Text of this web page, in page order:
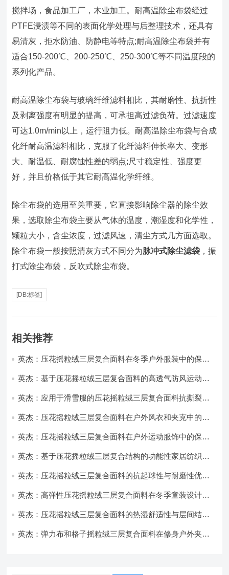
搅拌场，食品加工厂，木业加工。耐高温除尘布袋经过
PTFE浸渍等不同的表面化学处理与后整理技术，还具有
易清灰，拒水防油、防静电等特点;耐高温除尘布袋并有
适合150-200℃、200-250℃、250-300℃等不同温度段的
系列化产品。
耐高温除尘布袋与玻璃纤维滤料相比，其耐磨性、抗折性
及剥离强度有明显的提高，可承担高过滤负荷。过滤速度
可达1.0m/min以上，运行阻力低。耐高温除尘布袋与合成
化纤耐高温滤料相比，克服了化纤滤料伸长率大、变形
大、耐温低、耐腐蚀性差的弱点;尺寸稳定性、强度更
好，并且价格低于其它耐高温化学纤维。
除尘布袋的选用至关重要，它直接影响除尘器的除尘效
果，选取除尘布袋主要从气体的温度，潮湿度和化学性，
颗粒大小，含尘浓度，过滤风速，清尘方式几方面选取。
除尘布袋一般按照清灰方式不同分为脉冲式除尘滤袋 ，振
打式除尘布袋，反吹式除尘布袋。
[DB:标签]
相关推荐
英杰：压花摇粒绒三层复合面料在冬季户外服装中的保暖
英杰：基于压花摇粒绒三层复合面料的高透气防风运动服
英杰：应用于滑雪服的压花摇粒绒三层复合面料抗撕裂与
英杰：压花摇粒绒三层复合面料在户外风衣和夹克中的应
英杰：压花摇粒绒三层复合面料在户外运动服饰中的保暖
英杰：基于压花摇粒绒三层复合结构的功能性家居纺织品
英杰：压花摇粒绒三层复合面料的抗起球性与耐磨性优化
英杰：高弹性压花摇粒绒三层复合面料在冬季童装设计中
英杰：压花摇粒绒三层复合面料的热湿舒适性与层间结合
英杰：弹力布和格子摇粒绒三层复合面料在修身户外夹克